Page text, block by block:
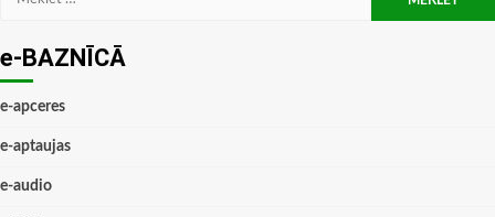
e-BAZNĪCĀ
e-apceres
e-aptaujas
e-audio